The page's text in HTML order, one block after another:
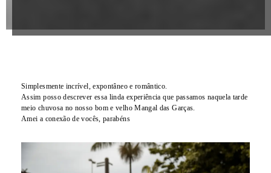
Simplesmente incrível, expontâneo e romântico.
Assim posso descrever essa linda experiência que passamos naquela tarde
meio chuvosa no nosso bom e velho Mangal das Garças.
Amei a conexão de vocês, parabéns